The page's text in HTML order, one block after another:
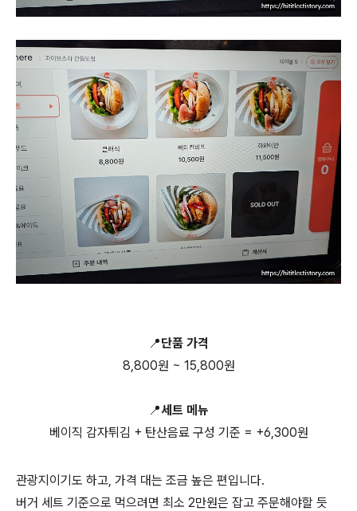
📍단품 가격
8,800원 ~ 15,800원
📍세트 메뉴
베이직 감자튀김 + 탄산음료 구성 기준 = +6,300원
관광지이기도 하고, 가격 대는 조금 높은 편입니다.
버거 세트 기준으로 먹으려면 최소 2만원은 잡고 주문해야할 듯